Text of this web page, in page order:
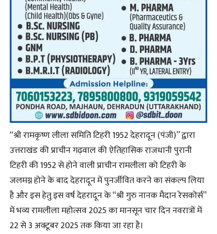
“श्री रामकृष्ण लीला समिति टिहरी 1952 देहरादून (पंजी)” द्वारा
उत्तराखंड की प्राचीन गढ़वाल की ऐतिहासिक राजधानी पुरानी
टिहरी की 1952 से होने वाली प्राचीन रामलीला को टिहरी के
जलमग्न होने के बाद देहरादून में पुनर्जीवित करने का संकल्प लिया
है और इस हेतु इस वर्ष देहरादून के “श्री गुरु नानक मैदान रेसकोर्स”
में भव्य रामलीला महोत्सव 2025 का मानसून चार दिन नवरात्रों में
22 से 3 अक्टूबर 2025 तक किया जा रहा है।